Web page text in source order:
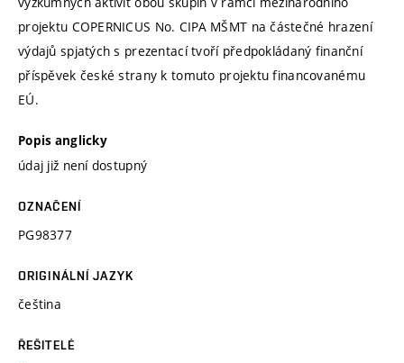
projektu COPERNICUS No. CIPA MŠMT na částečné hrazení
výdajů spjatých s prezentací tvoří předpokládaný finanční
příspěvek české strany k tomuto projektu financovanému
EÚ.
Popis anglicky
údaj již není dostupný
OZNAČENÍ
PG98377
ORIGINÁLNÍ JAZYK
čeština
ŘEŠITELÉ